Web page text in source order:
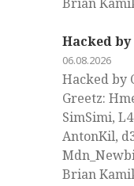
Hacked by
06.08.2026
Hacked by
Greetz:
SimSimi,
AntonKil,
Brian